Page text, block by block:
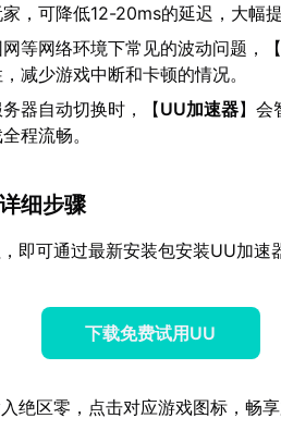
，可降低12-20ms的延迟，大幅提
网等网络环境下常见的波动问题，【
减少游戏中断和卡顿的情况。
器自动切换时，【UU加速器】会
程流畅。
细步骤
即可通过最新安装包安装UU加速
下载免费试用UU
绝区零，点击对应游戏图标，畅享